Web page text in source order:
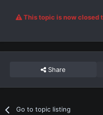
This topic is now closed
Share
Go to topic listing